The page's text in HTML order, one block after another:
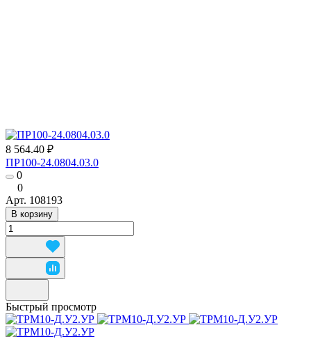
8 564.40 ₽
ПР100-24.0804.03.0
0
0
Арт. 108193
В корзину
Быстрый просмотр